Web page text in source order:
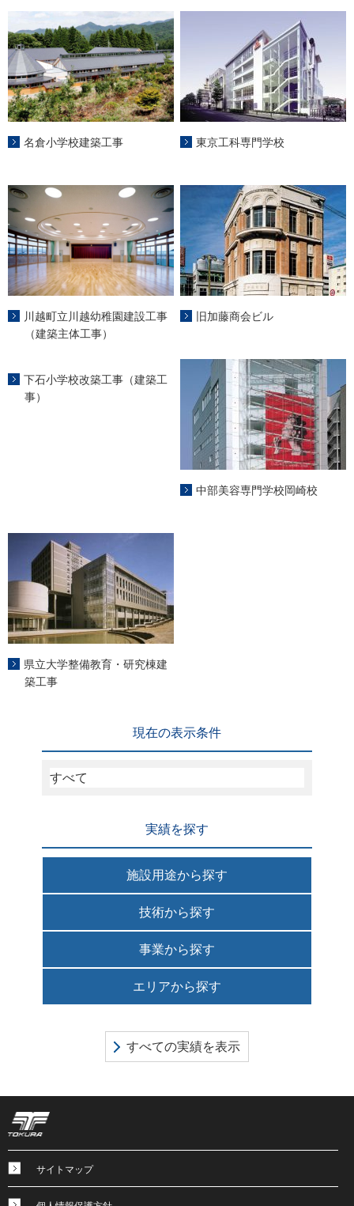
名倉小学校建築工事 東京工科専門学校
川越町立川越幼稚園建設工事
（建築主体工事）
旧加藤商会ビル
下石小学校改築工事（建築工
事）
中部美容専門学校岡崎校
県立大学整備教育・研究棟建
築工事
現在の表示条件
すべて
実績を探す
施設用途から探す
技術から探す
事業から探す
エリアから探す
すべての実績を表示
サイトマップ